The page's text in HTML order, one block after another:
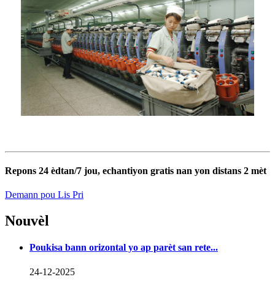
Repons 24 èdtan/7 jou, echantiyon gratis nan yon distans 2 mèt
Demann pou Lis Pri
Nouvèl
Poukisa bann orizontal yo ap parèt san rete...
24-12-2025